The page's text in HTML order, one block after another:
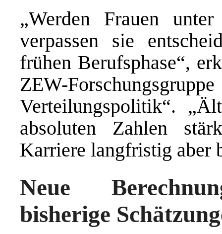
„Werden Frauen
verpassen sie
frühen Berufsphase“,
ZEW-
Verteilungspolitik“.
absoluten Zahlen
Karriere langfristig aber
Neue
bisherige